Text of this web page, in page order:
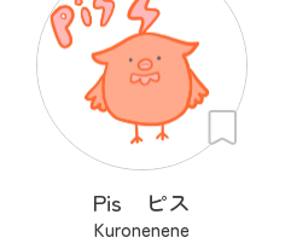
Pis ピス
Kuronenene